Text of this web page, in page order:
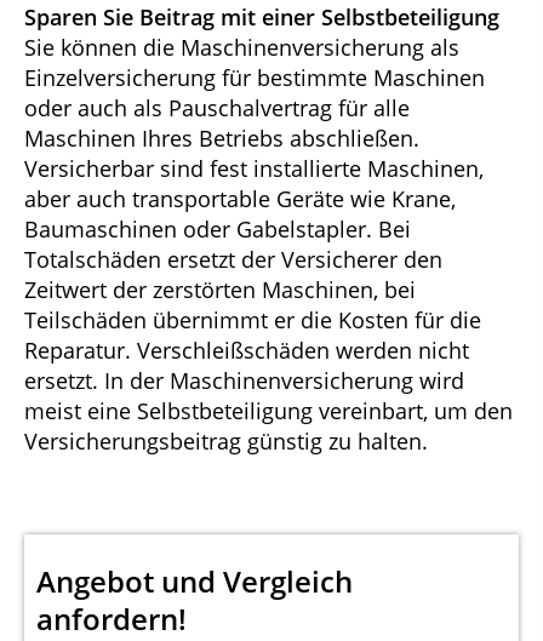
Sparen Sie Beitrag mit einer Selbstbeteiligung
Sie können die Maschinenversicherung als
Einzelversicherung für bestimmte Maschinen
oder auch als Pauschalvertrag für alle
Maschinen Ihres Betriebs abschließen.
Versicherbar sind fest installierte Maschinen,
aber auch transportable Geräte wie Krane,
Baumaschinen oder Gabelstapler. Bei
Totalschäden ersetzt der Versicherer den
Zeitwert der zerstörten Maschinen, bei
Teilschäden übernimmt er die Kosten für die
Reparatur. Verschleißschäden werden nicht
ersetzt. In der Maschinenversicherung wird
meist eine Selbstbeteiligung vereinbart, um den
Versicherungsbeitrag günstig zu halten.
Angebot und Vergleich
anfordern!